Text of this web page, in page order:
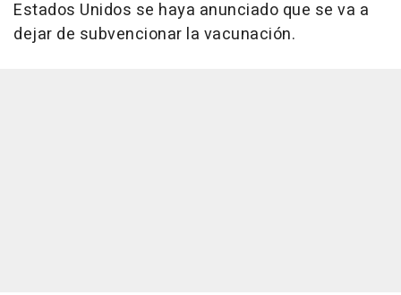
Estados Unidos se haya anunciado que se va a
dejar de subvencionar la vacunación.